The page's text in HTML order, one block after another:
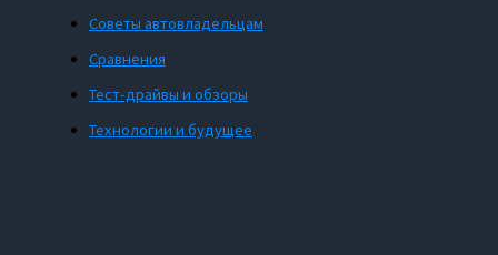
Советы автовладельцам
Сравнения
Тест-драйвы и обзоры
Технологии и будущее